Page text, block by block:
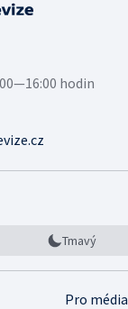
hodin
Tmavý
Pro média